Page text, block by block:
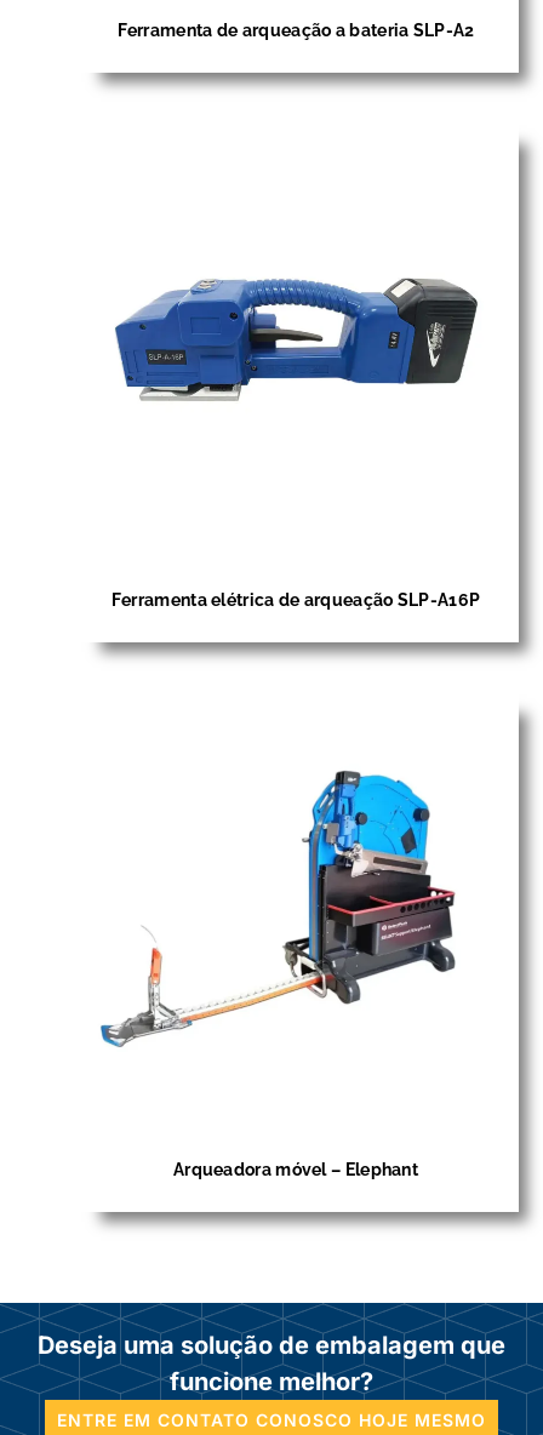
Ferramenta de arqueação a bateria SLP-A2
Ferramenta elétrica de arqueação SLP-A16P
Arqueadora móvel – Elephant
Deseja uma solução de embalagem que
funcione melhor?
ENTRE EM CONTATO CONOSCO HOJE MESMO